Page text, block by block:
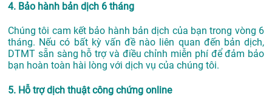
4. Bảo hành bản dịch 6 tháng
Chúng tôi cam kết bảo hành bản dịch của bạn trong vòng 6
tháng. Nếu có bất kỳ vấn đề nào liên quan đến bản dịch,
DTMT sẵn sàng hỗ trợ và điều chỉnh miễn phí để đảm bảo
bạn hoàn toàn hài lòng với dịch vụ của chúng tôi.
5. Hỗ trợ dịch thuật công chứng online